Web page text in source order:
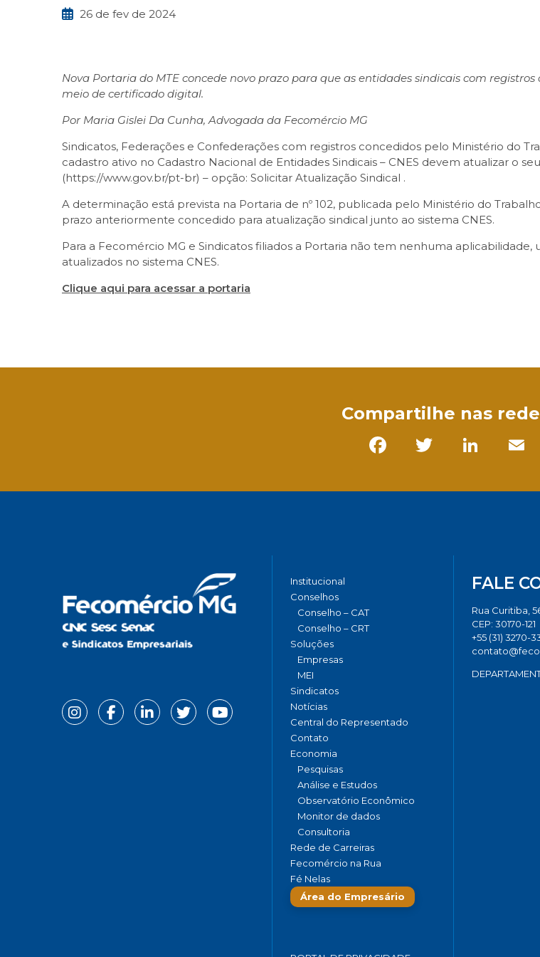
26 de fev de 2024
Nova Portaria do MTE concede novo prazo para que as entidades sindicais com
meio de certificado digital.
Por Maria Gislei Da Cunha, Advogada da Fecomércio MG
Sindicatos, Federações e Confederações com registros concedidos pelo Ministério do
cadastro ativo no Cadastro Nacional de Entidades Sindicais – CNES devem atualizar o
(https://www.gov.br/pt-br) – opção: Solicitar Atualização Sindical .
A determinação está prevista na Portaria de nº 102, publicada pelo Ministério do
prazo anteriormente concedido para atualização sindical junto ao sistema CNES.
Para a Fecomércio MG e Sindicatos filiados a Portaria não tem nenhuma
atualizados no sistema CNES.
Clique aqui para acessar a portaria
Compartilhe nas
Institucional
Conselhos
Conselho – CAT
Conselho – CRT
Soluções
Empresas
MEI
Sindicatos
Notícias
Central do Representado
Contato
Economia
Pesquisas
Análise e Estudos
Observatório Econômico
Monitor de dados
Consultoria
Rede de Carreiras
Fecomércio na Rua
Fé Nelas
Área do Empresário
FALE
Rua Curitiba,
CEP: 30170-121
+55 (31) 3270-